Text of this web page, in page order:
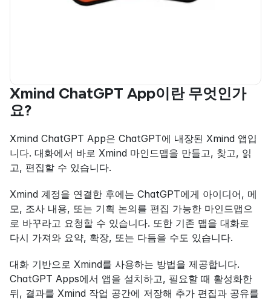
Xmind ChatGPT App이란 무엇인가
요?
Xmind ChatGPT App은 ChatGPT에 내장된 Xmind 앱입
니다. 대화에서 바로 Xmind 마인드맵을 만들고, 찾고, 읽
고, 편집할 수 있습니다.
Xmind 계정을 연결한 후에는 ChatGPT에게 아이디어, 메
모, 조사 내용, 또는 기획 논의를 편집 가능한 마인드맵으
로 바꾸라고 요청할 수 있습니다. 또한 기존 맵을 대화로
다시 가져와 요약, 확장, 또는 다듬을 수도 있습니다.
대화 기반으로 Xmind를 사용하는 방법을 제공합니다.
ChatGPT Apps에서 앱을 설치하고, 필요할 때 활성화한
뒤, 결과를 Xmind 작업 공간에 저장해 추가 편집과 공유를